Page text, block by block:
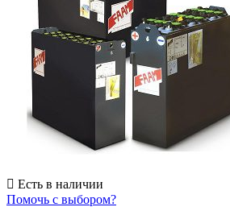
Есть в наличии
Помочь с выбором?